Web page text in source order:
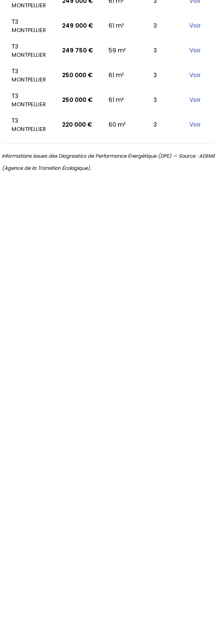
MONTPELLIER
T3
MONTPELLIER
249 000 € 61 m² 3 Voir
T3
MONTPELLIER
249 750 € 59 m² 3 Voir
T3
MONTPELLIER
250 000 € 61 m² 3 Voir
T3
MONTPELLIER
250 000 € 61 m² 3 Voir
T3
MONTPELLIER
220 000 € 60 m² 3 Voir
Informations issues des Diagnostics de Performance Énergétique (DPE) — Source : ADEME
(Agence de la Transition Écologique).